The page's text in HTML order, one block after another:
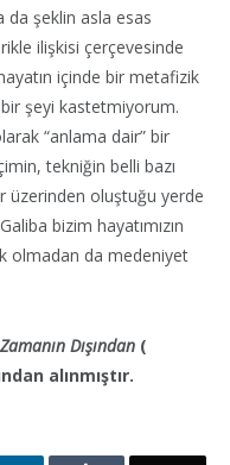
da şeklin asla esas
ilişkisi çerçevesinde
içinde bir metafizik
şeyi kastetmiyorum.
“anlama dair” bir
tekniğin belli bazı
üzerinden oluştuğu yerde
bizim hayatımızın
olmadan da medeniyet
Dışından (
alınmıştır.